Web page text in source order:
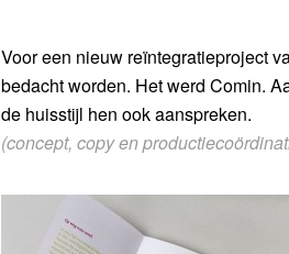
Voor een nieuw reïntegratieproject
bedacht worden. Het werd Comin.
de huisstijl hen ook aanspreken.
(concept, copy en